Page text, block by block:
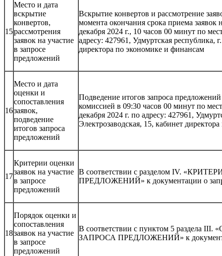
15
Место и дата
вскрытие
конвертов,
рассмотрения
заявок на участие
в запросе
предложений
Вскрытие конвертов и рассмотрение
момента окончания срока приема заявок
декабря 2024 г., 10 часов 00 минут по
адресу: 427961, Удмуртская республика,
директора по экономике и финансам
16
Место и дата
оценки и
сопоставления
заявок,
подведение
итогов запроса
предложений
Подведение итогов запроса
комиссией в 09:30 часов 00 минут по
декабря 2024 г. по адресу: 427961,
Электрозаводская, 15, кабинет
17
Критерии оценки
заявок на участие
в запросе
предложений
В соответствии с разделом IV.
ПРЕДЛОЖЕНИЙ» к документации о
18
Порядок оценки и
сопоставления
заявок на участие
в запросе
предложений
В соответствии с пунктом 5
ЗАПРОСА ПРЕДЛОЖЕНИЙ» к